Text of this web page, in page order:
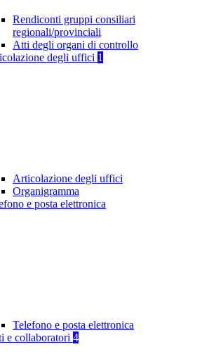
Rendiconti gruppi consiliari
regionali/provinciali
Atti degli organi di controllo
degli uffici 1
Articolazione degli uffici
Organigramma
e posta elettronica
Telefono e posta elettronica
e collaboratori 4